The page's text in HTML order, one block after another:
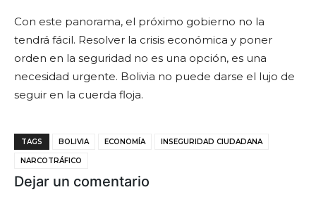
Con este panorama, el próximo gobierno no la
tendrá fácil. Resolver la crisis económica y poner
orden en la seguridad no es una opción, es una
necesidad urgente. Bolivia no puede darse el lujo de
seguir en la cuerda floja.
TAGS BOLIVIA ECONOMÍA INSEGURIDAD CIUDADANA
NARCOTRÁFICO
Dejar un comentario